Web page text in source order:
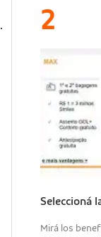
Seleccioná
Mirá los